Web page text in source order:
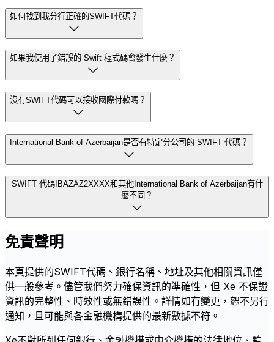
如何找到我分行正確的SWIFT代碼？
如果我使用了錯誤的 Swift 程式碼會發生什麼？
沒有SWIFT代碼可以接收國際付款嗎？
International Bank of Azerbaijan是否有特定分公司的 SWIFT 代碼？
SWIFT 代碼IBAZAZ2XXXX和其他International Bank of Azerbaijan有什
麼不同？
免責聲明
本頁提供的SWIFT代碼、銀行名稱、地址及其他相關資訊僅
供一般參考。儘管我們努力確保資訊的準確性，但 Xe 不保證
資訊的完整性、時效性或無錯誤性。詳情如有變更，恕不另行
通知，且可能與各金融機構提供的最新數據不符。